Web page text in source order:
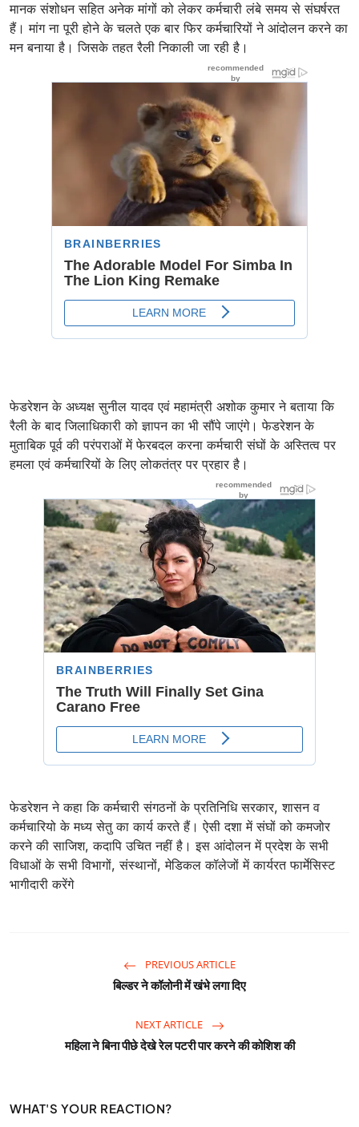
मानक संशोधन सहित अनेक मांगों को लेकर कर्मचारी लंबे समय से संघर्षरत
हैं। मांग ना पूरी होने के चलते एक बार फिर कर्मचारियों ने आंदोलन करने का
मन बनाया है। जिसके तहत रैली निकाली जा रही है।
फेडरेशन के अध्यक्ष सुनील यादव एवं महामंत्री अशोक कुमार ने बताया कि
रैली के बाद जिलाधिकारी को ज्ञापन का भी सौंपे जाएंगे। फेडरेशन के
मुताबिक पूर्व की परंपराओं में फेरबदल करना कर्मचारी संघों के अस्तित्व पर
हमला एवं कर्मचारियों के लिए लोकतंत्र पर प्रहार है।
फेडरेशन ने कहा कि कर्मचारी संगठनों के प्रतिनिधि सरकार, शासन व
कर्मचारियो के मध्य सेतु का कार्य करते हैं। ऐसी दशा में संघों को कमजोर
करने की साजिश, कदापि उचित नहीं है। इस आंदोलन में प्रदेश के सभी
विधाओं के सभी विभागों, संस्थानों, मेडिकल कॉलेजों में कार्यरत फार्मेसिस्ट
भागीदारी करेंगे
PREVIOUS ARTICLE
बिल्डर ने कॉलोनी में खंभे लगा दिए
NEXT ARTICLE
महिला ने बिना पीछे देखे रेल पटरी पार करने की कोशिश की
WHAT'S YOUR REACTION?